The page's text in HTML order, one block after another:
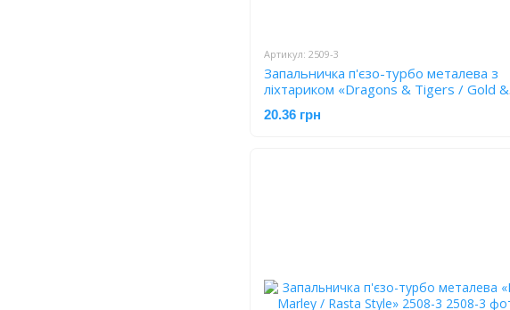
Артикул: 2509-3
Запальничка п'єзо-турбо металева з
ліхтариком «Dragons & Tigers / Gold &
Black» 2509-3
20.36 грн